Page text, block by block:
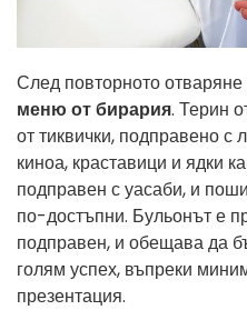
След повторното
меню от бирария. Терин
от тиквички, подправено с
киноа, краставици и ядки
подправен с уасаби, и
по-достъпни. Бульонът е
подправен, и обещава да
голям успех, въпреки
презентация.